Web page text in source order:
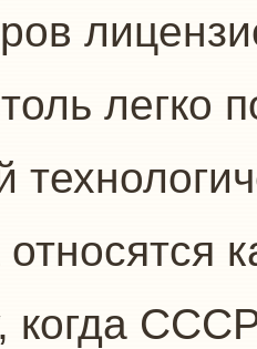
легко
когда